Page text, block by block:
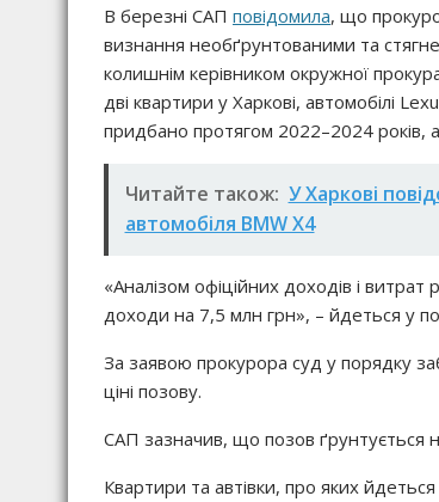
В березні САП повідомила, що
визнання необґрунтованими та
колишнім керівником окружної
дві квартири у Харкові, автомобілі
придбано протягом 2022–2024 років,
Читайте також: У Харкові
автомобіля BMW X4
«Аналізом офіційних доходів і
доходи на 7,5 млн грн», – йдеться у
За заявою прокурора суд у порядку
ціні позову.
САП зазначив, що позов ґрунтується
Квартири та автівки, про яких